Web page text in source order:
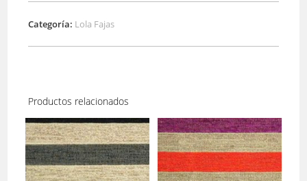
Categoría: Lola Fajas
Productos relacionados